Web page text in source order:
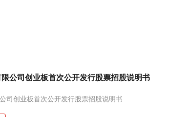
公司创业板首次公开发行股票招股说明书
司创业板首次公开发行股票招股说明书